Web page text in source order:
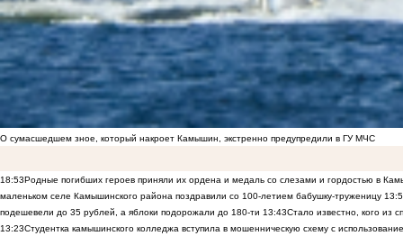
О сумасшедшем зное, который накроет Камышин, экстренно предупредили в ГУ МЧС
18:53Родные погибших героев приняли их ордена и медаль со слезами и гордостью в
маленьком селе Камышинского района поздравили со 100-летием бабушку-труженицу
подешевели до 35 рублей, а яблоки подорожали до 180-ти 13:43Стало известно, кого из
13:23Студентка камышинского колледжа вступила в мошенническую схему с